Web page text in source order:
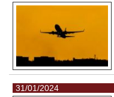
31/01/2024